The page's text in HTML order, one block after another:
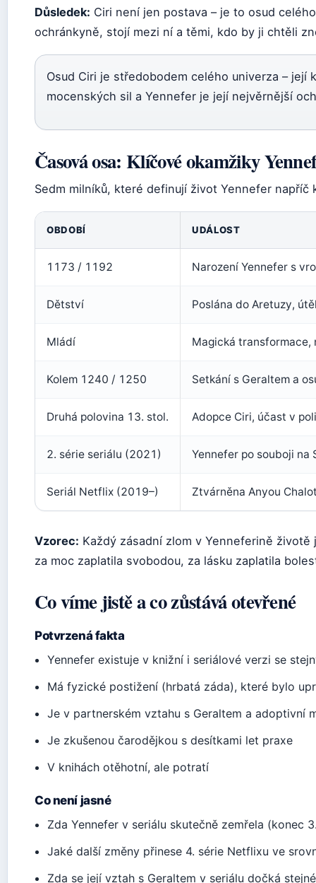
Důsledek: Ciri není jen postava – je to osud
ochránkyně, stojí mezi ní a těmi, kdo by ji chtěli
Osud Ciri je středobodem celého univerza – její
mocenských sil a Yennefer je její nejvěrnější
Časová osa: Klíčové okamžiky
Sedm milníků, které definují život Yennefer napříč
OBDOBÍ UDÁLOST
1173 / 1192 Narození Yennefer s
Dětství Poslána do Aretuzy,
Mládí Magická
Kolem 1240 / 1250 Setkání s Geraltem a
Druhá polovina 13. stol. Adopce Ciri, účast v
2. série seriálu (2021) Yennefer po souboji na
Seriál Netflix (2019–) Ztvárněna Anyou
Vzorec: Každý zásadní zlom v Yenneferině
za moc zaplatila svobodou, za lásku zaplatila
Co víme jistě a co zůstává otevřené
Potvrzená fakta
Yennefer existuje v knižní i seriálové verzi se
Má fyzické postižení (hrbatá záda), které bylo
Je v partnerském vztahu s Geraltem a adoptivní
Je zkušenou čarodějkou s desítkami let praxe
V knihách otěhotní, ale potratí
Co není jasné
Zda Yennefer v seriálu skutečně zemřela (konec
Jaké další změny přinese 4. série Netflixu ve
Zda se její vztah s Geraltem v seriálu dočká